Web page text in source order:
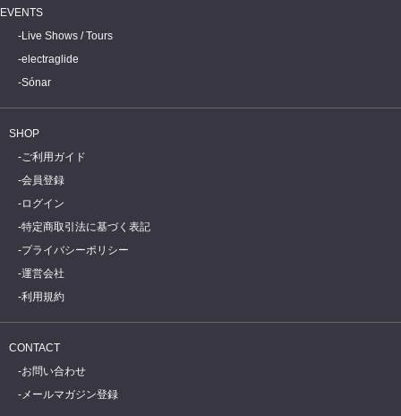
EVENTS
Live Shows / Tours
electraglide
Sónar
SHOP
ご利用ガイド
会員登録
ログイン
特定商取引法に基づく表記
プライバシーポリシー
運営会社
利用規約
CONTACT
お問い合わせ
メールマガジン登録